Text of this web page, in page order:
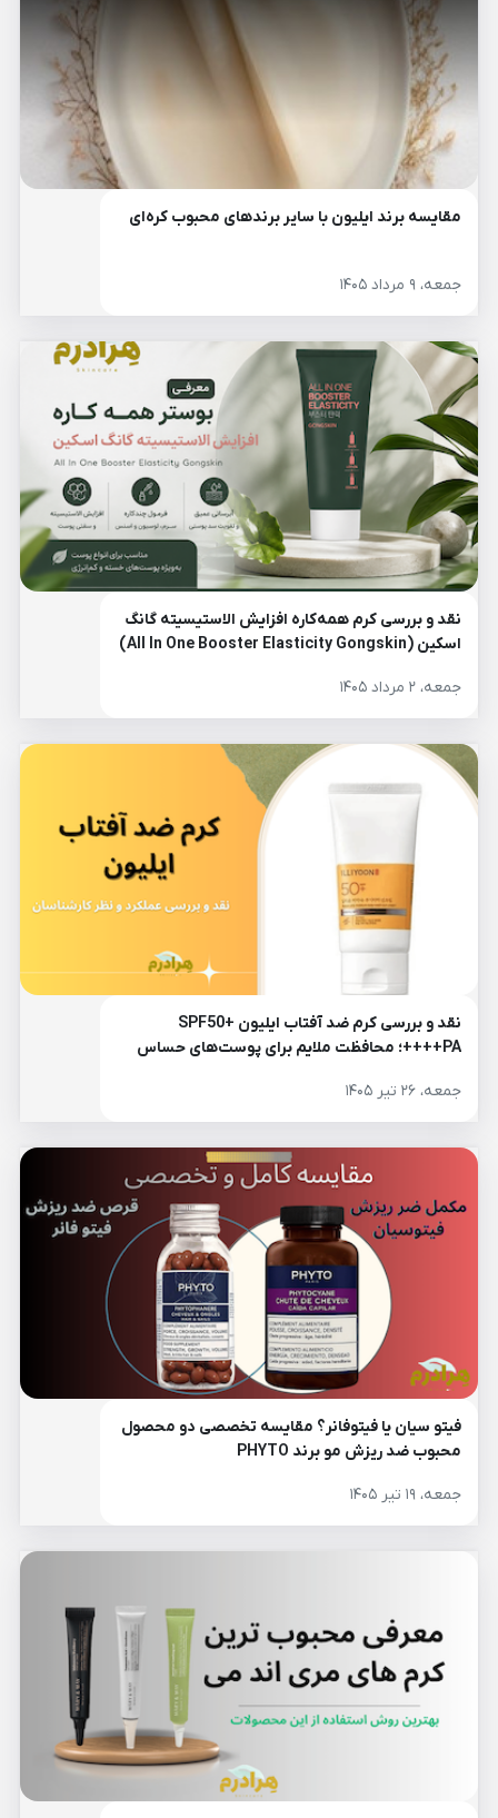
مقایسه برند ایلیون با سایر برندهای محبوب کره‌ای
جمعه، ۹ مرداد ۱۴۰۵
نقد و بررسی کرم همه‌کاره افزایش الاستیسیته گانگ
اسکین (All In One Booster Elasticity Gongskin)
جمعه، ۲ مرداد ۱۴۰۵
نقد و بررسی کرم ضد آفتاب ایلیون SPF50+
PA++++؛ محافظت ملایم برای پوست‌های حساس
جمعه، ۲۶ تیر ۱۴۰۵
فیتو سیان یا فیتوفانر؟ مقایسه تخصصی دو محصول
محبوب ضد ریزش مو برند PHYTO
جمعه، ۱۹ تیر ۱۴۰۵